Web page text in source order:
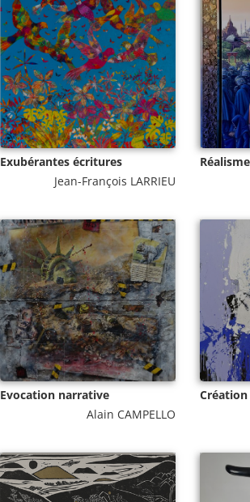
Exubérantes écritures
Jean-François LARRIEU
Evocation narrative
Alain CAMPELLO